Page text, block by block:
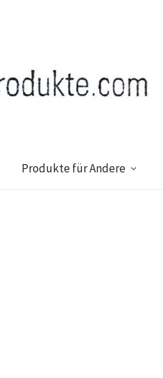
Produkte für Andere